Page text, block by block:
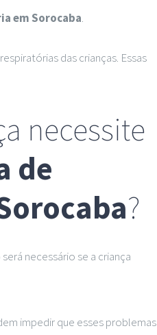
em Sorocaba.
das crianças. Essas
necessite
de
?
será necessário se a criança
impedir que esses problemas